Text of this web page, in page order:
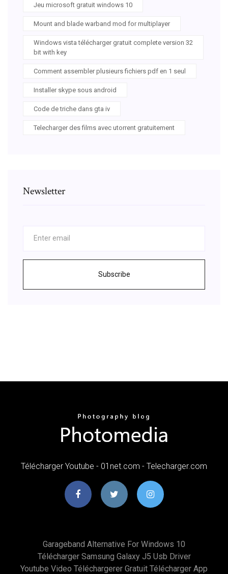
Jeu microsoft gratuit windows 10
Mount and blade warband mod for multiplayer
Windows vista télécharger gratuit complete version 32
bit with key
Comment assembler plusieurs fichiers pdf en 1 seul
Installer skype sous android
Code de triche dans gta iv
Telecharger des films avec utorrent gratuitement
Newsletter
Subscribe
Télécharger Youtube - 01net.com - Telecharger.com
Garageband Alternative For Windows 10
Télécharger Samsung Galaxy J5 Usb Driver
Youtube Video Téléchargerer Gratuit Télécharger App